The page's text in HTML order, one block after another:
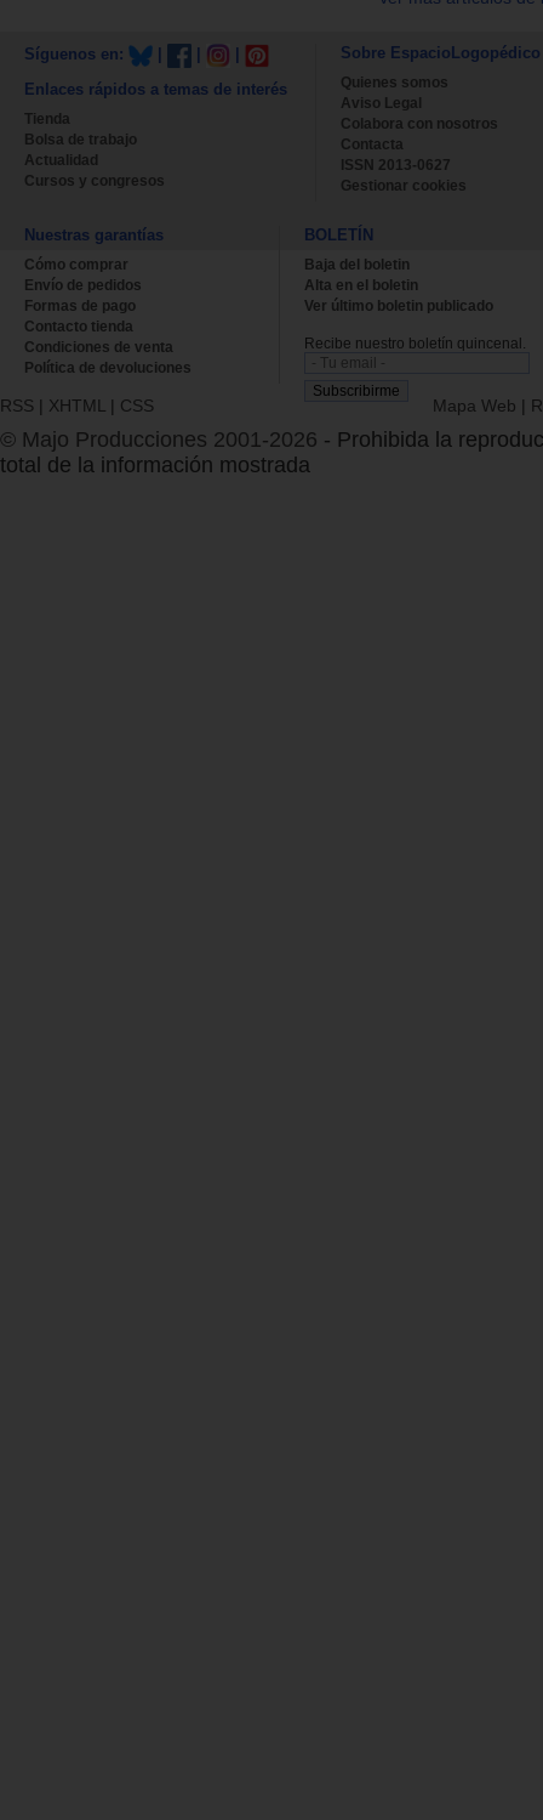
Síguenos en:
Enlaces rápidos a temas de interés
Tienda
Bolsa de trabajo
Actualidad
Cursos y congresos
Sobre EspacioLogopédico
Quienes somos
Aviso Legal
Colabora con nosotros
Contacta
ISSN 2013-0627
Gestionar cookies
Nuestras garantías
Cómo comprar
Envío de pedidos
Formas de pago
Contacto tienda
Condiciones de venta
Política de devoluciones
BOLETÍN
Baja del boletin
Alta en el boletin
Ver último boletin publicado
Recibe nuestro boletín quincenal.
RSS | XHTML | CSS Mapa Web |
© Majo Producciones 2001-2026 - Prohibida la
total de la información mostrada